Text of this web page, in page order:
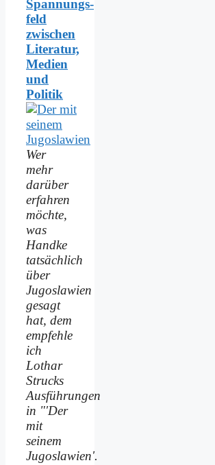
Spannungs­
feld
zwischen
Literatur,
Medien
und
Politik
Wer
mehr
darüber
erfahren
möchte,
was
Handke
tatsächlich
über
Jugoslawien
gesagt
hat, dem
empfehle
ich
Lothar
Strucks
Ausführungen
in "'Der
mit
seinem
Jugoslawien'.